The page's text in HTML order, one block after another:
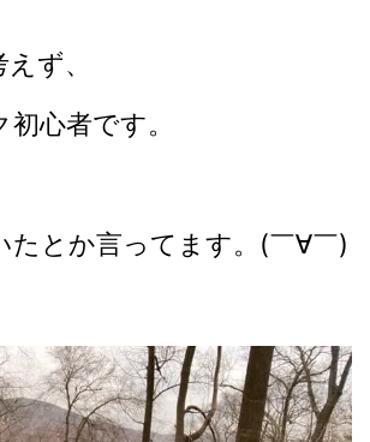
ず、
心者です。
たとか言ってます。(￣∀￣)